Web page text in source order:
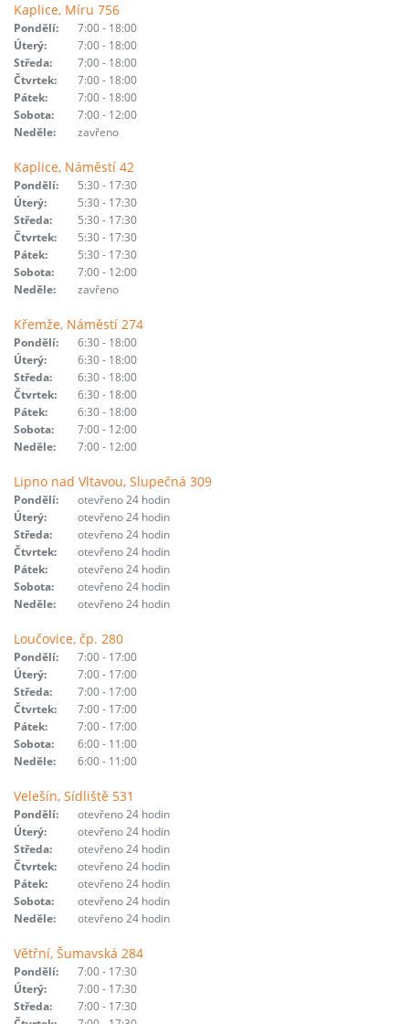
Kaplice, Míru 756
Pondělí:
7:00 - 18:00
Úterý:
7:00 - 18:00
Středa:
7:00 - 18:00
Čtvrtek:
7:00 - 18:00
Pátek:
7:00 - 18:00
Sobota:
7:00 - 12:00
Neděle:
zavřeno
Kaplice, Náměstí 42
Pondělí:
5:30 - 17:30
Úterý:
5:30 - 17:30
Středa:
5:30 - 17:30
Čtvrtek:
5:30 - 17:30
Pátek:
5:30 - 17:30
Sobota:
7:00 - 12:00
Neděle:
zavřeno
Křemže, Náměstí 274
Pondělí:
6:30 - 18:00
Úterý:
6:30 - 18:00
Středa:
6:30 - 18:00
Čtvrtek:
6:30 - 18:00
Pátek:
6:30 - 18:00
Sobota:
7:00 - 12:00
Neděle:
7:00 - 12:00
Lipno nad Vltavou, Slupečná 309
Pondělí:
otevřeno 24 hodin
Úterý:
otevřeno 24 hodin
Středa:
otevřeno 24 hodin
Čtvrtek:
otevřeno 24 hodin
Pátek:
otevřeno 24 hodin
Sobota:
otevřeno 24 hodin
Neděle:
otevřeno 24 hodin
Loučovice, čp. 280
Pondělí:
7:00 - 17:00
Úterý:
7:00 - 17:00
Středa:
7:00 - 17:00
Čtvrtek:
7:00 - 17:00
Pátek:
7:00 - 17:00
Sobota:
6:00 - 11:00
Neděle:
6:00 - 11:00
Velešín, Sídliště 531
Pondělí:
otevřeno 24 hodin
Úterý:
otevřeno 24 hodin
Středa:
otevřeno 24 hodin
Čtvrtek:
otevřeno 24 hodin
Pátek:
otevřeno 24 hodin
Sobota:
otevřeno 24 hodin
Neděle:
otevřeno 24 hodin
Větřní, Šumavská 284
Pondělí:
7:00 - 17:30
Úterý:
7:00 - 17:30
Středa:
7:00 - 17:30